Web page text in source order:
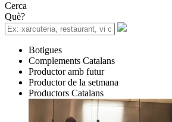
Cerca
Què?
Botigues
Complements Catalans
Productor amb futur
Productor de la setmana
Productors Catalans